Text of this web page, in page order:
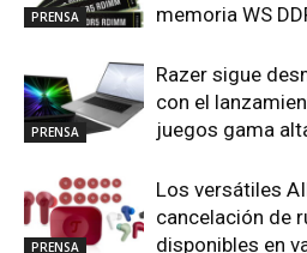
PRENSA
memoria WS
PRENSA
Razer sigue
con el
juegos gama
PRENSA
Los versátiles
cancelación de
disponibles en